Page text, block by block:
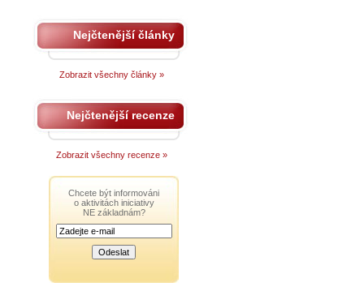
Nejčtenější články
Zobrazit všechny články »
Nejčtenější recenze
Zobrazit všechny recenze »
Chcete být informováni
o aktivitách iniciativy
NE základnám?